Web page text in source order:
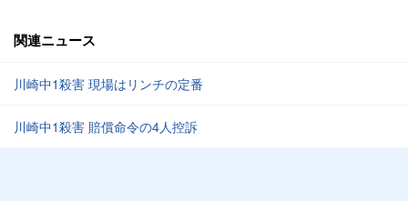
関連ニュース
川崎中1殺害 現場はリンチの定番
川崎中1殺害 賠償命令の4人控訴